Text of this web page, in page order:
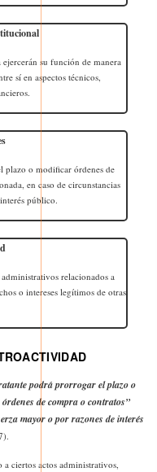
su función de manera
sí en aspectos técnicos,
o modificar órdenes de
en caso de circunstancias
público.
relacionados a
o intereses legítimos de otras
podrá prorrogar el plazo o
de compra o contratos”
mayor o por razones de interés
ciertos actos administrativos,